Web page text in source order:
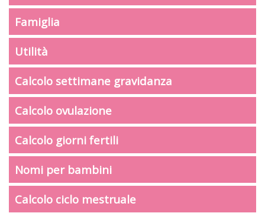
Famiglia
Utilità
Calcolo settimane gravidanza
Calcolo ovulazione
Calcolo giorni fertili
Nomi per bambini
Calcolo ciclo mestruale